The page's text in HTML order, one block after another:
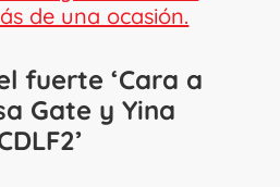
de una ocasión.
fuerte ‘Cara a
Gate y Yina